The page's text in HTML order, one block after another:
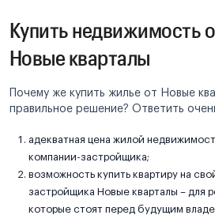
Купить недвижимость
Новые кварталы
Почему же купить жилье от Новые
правильное решение? Ответить
адекватная цена жилой
компании-застройщика;
возможность купить квартиру на
застройщика Новые кварталы – для
которые стоят перед будущим